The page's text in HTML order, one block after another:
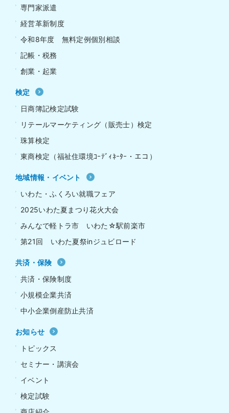
専門家派遣
経営革新制度
令和8年度 無料定例個別相談
記帳・税務
創業・起業
検定
日商簿記検定試験
リテールマーケティング（販売士）検定
珠算検定
東商検定（福祉住環境ｺｰﾃﾞｨﾈｰﾀｰ・エコ）
地域情報・イベント
いわた・ふくろい就職フェア
2025いわた夏まつり花火大会
みんなで軽トラ市 いわた☆駅前楽市
第21回 いわた夏祭inジュビロード
共済・保険
共済・保険制度
小規模企業共済
中小企業倒産防止共済
お知らせ
トピックス
セミナー・講演会
イベント
検定試験